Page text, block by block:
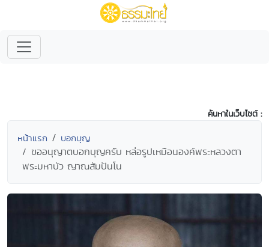
ค้นหาในเว็บไซต์ :
หน้าแรก บอกบุญ
ขออนุญาตบอกบุญครับ หล่อรูปเหมือนองค์พระหลวงตา
พระมหาบัว ญาณสัมปันโน